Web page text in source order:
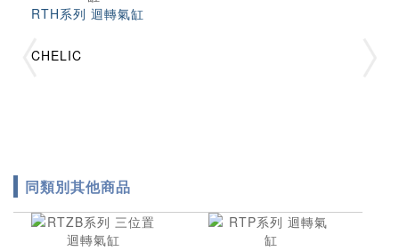
RTH系列 迴轉氣缸
CHELIC
同類別其他商品